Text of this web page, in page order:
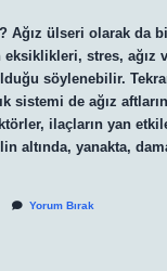
Ağız ülseri olarak da
stres, ağız
söylenebilir.
sistemi de ağız
ilaçların yan
altında, yanakta,
Yorum Bırak